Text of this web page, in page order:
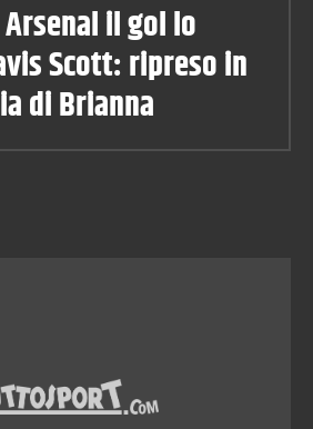
Arsenal il gol lo
Scott: ripreso in
di Brianna